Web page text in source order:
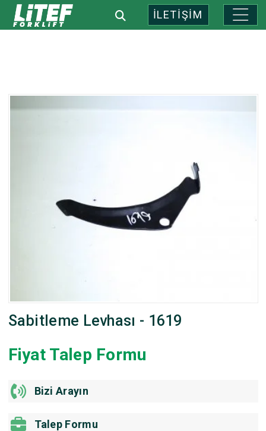
İLETİŞİM
Sabitleme Levhası - 1619
Fiyat Talep Formu
Bizi Arayın
Talep Formu